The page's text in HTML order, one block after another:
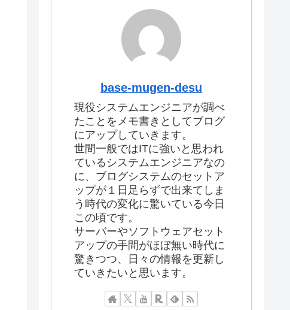
base-mugen-desu
現役システムエンジニアが調べ
たことをメモ書きとしてブログ
にアップしていきます。
世間一般ではITに強いと思われ
ているシステムエンジニアなの
に、ブログシステムのセットア
ップが１日足らずで出来てしま
う時代の変化に驚いている今日
この頃です。
サーバーやソフトウェアセット
アップの手間がほぼ無い時代に
驚きつつ、日々の情報を更新し
ていきたいと思います。